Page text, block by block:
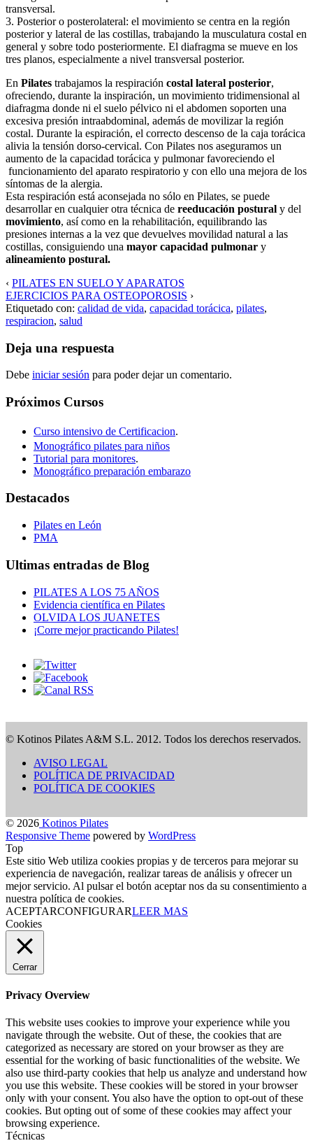
transversal.
3. Posterior o posterolateral: el movimiento se centra en la región
posterior y lateral de las costillas, trabajando la musculatura costal en
general y sobre todo posteriormente. El diafragma se mueve en los
tres planos, especialmente a nivel transversal posterior.
En Pilates trabajamos la respiración costal lateral posterior,
ofreciendo, durante la inspiración, un movimiento tridimensional al
diafragma donde ni el suelo pélvico ni el abdomen soporten una
excesiva presión intraabdominal, además de movilizar la región
costal. Durante la espiración, el correcto descenso de la caja torácica
alivia la tensión dorso-cervical. Con Pilates nos aseguramos un
aumento de la capacidad torácica y pulmonar favoreciendo el
funcionamiento del aparato respiratorio y con ello una mejora de los
síntomas de la alergia.
Esta respiración está aconsejada no sólo en Pilates, se puede
desarrollar en cualquier otra técnica de reeducación postural y del
movimiento, así como en la rehabilitación, equilibrando las
presiones internas a la vez que devuelves movilidad natural a las
costillas, consiguiendo una mayor capacidad pulmonar y
alineamiento postural.
‹ PILATES EN SUELO Y APARATOS
EJERCICIOS PARA OSTEOPOROSIS ›
Etiquetado con: calidad de vida, capacidad torácica, pilates,
respiracion, salud
Deja una respuesta
Debe iniciar sesión para poder dejar un comentario.
Próximos Cursos
Curso intensivo de Certificacion.
Monográfico pilates para niños
Tutorial para monitores.
Monográfico preparación embarazo
Destacados
Pilates en León
PMA
Ultimas entradas de Blog
PILATES A LOS 75 AÑOS
Evidencia científica en Pilates
OLVIDA LOS JUANETES
¡Corre mejor practicando Pilates!
© Kotinos Pilates A&M S.L. 2012. Todos los derechos reservados.
AVISO LEGAL
POLÍTICA DE PRIVACIDAD
POLÍTICA DE COOKIES
© 2026 Kotinos Pilates
Responsive Theme powered by WordPress
Top
Este sitio Web utiliza cookies propias y de terceros para mejorar su
experiencia de navegación, realizar tareas de análisis y ofrecer un
mejor servicio. Al pulsar el botón aceptar nos da su consentimiento a
nuestra política de cookies.
ACEPTARCONFIGURARLEER MAS
Cookies
Cerrar
Privacy Overview
This website uses cookies to improve your experience while you
navigate through the website. Out of these, the cookies that are
categorized as necessary are stored on your browser as they are
essential for the working of basic functionalities of the website. We
also use third-party cookies that help us analyze and understand how
you use this website. These cookies will be stored in your browser
only with your consent. You also have the option to opt-out of these
cookies. But opting out of some of these cookies may affect your
browsing experience.
Técnicas